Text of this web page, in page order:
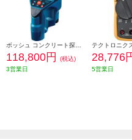
118,800円
(税込)
3営業日
28,776
5営業日